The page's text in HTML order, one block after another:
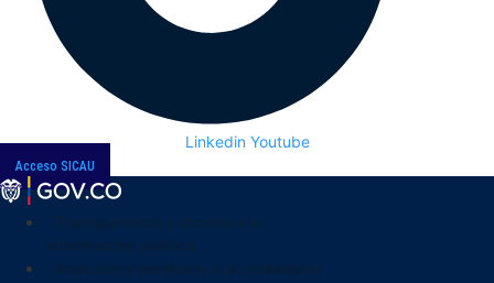
Linkedin Youtube
Acceso SICAU